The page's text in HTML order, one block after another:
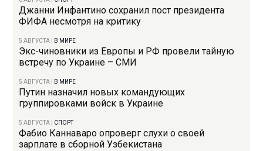
Джанни Инфантино сохранил пост президента
ФИФА несмотря на критику
5 АВГУСТА В МИРЕ
Экс-чиновники из Европы и РФ провели тайную
встречу по Украине – СМИ
5 АВГУСТА В МИРЕ
Путин назначил новых командующих
группировками войск в Украине
5 АВГУСТА СПОРТ
Фабио Каннаваро опроверг слухи о своей
зарплате в сборной Узбекистана